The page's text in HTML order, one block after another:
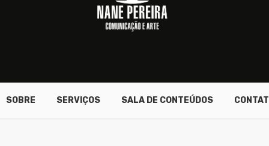
SOBRE SERVIÇOS SALA DE CONTEÚDOS